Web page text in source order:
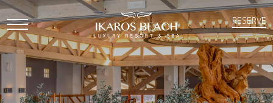
RESERVE
Open
Mobile
Menu